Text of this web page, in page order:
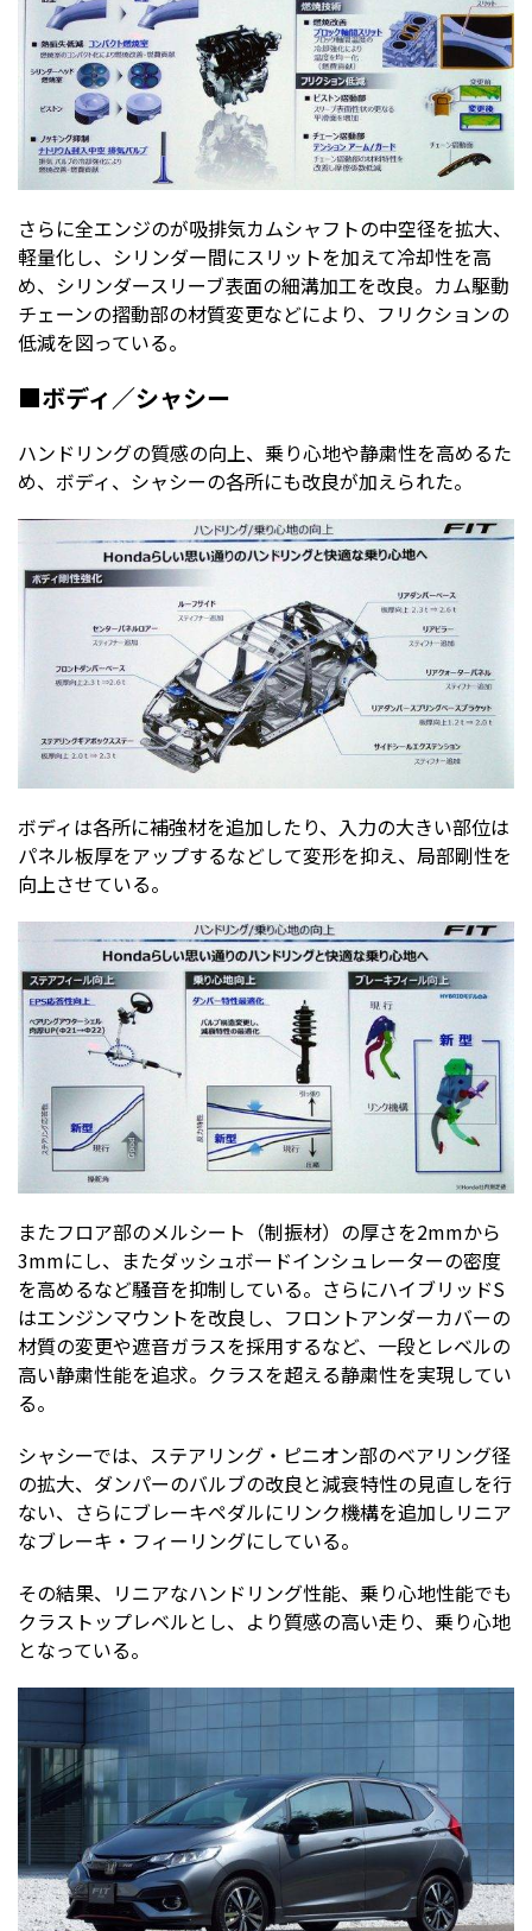
さらに全エンジのが吸排気カムシャフトの中空径を拡大、
軽量化し、シリンダー間にスリットを加えて冷却性を高
め、シリンダースリーブ表面の細溝加工を改良。カム駆動
チェーンの摺動部の材質変更などにより、フリクションの
低減を図っている。
■ボディ／シャシー
ハンドリングの質感の向上、乗り心地や静粛性を高めるた
め、ボディ、シャシーの各所にも改良が加えられた。
ボディは各所に補強材を追加したり、入力の大きい部位は
パネル板厚をアップするなどして変形を抑え、局部剛性を
向上させている。
またフロア部のメルシート（制振材）の厚さを2mmから
3mmにし、またダッシュボードインシュレーターの密度
を高めるなど騒音を抑制している。さらにハイブリッドS
はエンジンマウントを改良し、フロントアンダーカバーの
材質の変更や遮音ガラスを採用するなど、一段とレベルの
高い静粛性能を追求。クラスを超える静粛性を実現してい
る。
シャシーでは、ステアリング・ピニオン部のベアリング径
の拡大、ダンパーのバルブの改良と減衰特性の見直しを行
ない、さらにブレーキペダルにリンク機構を追加しリニア
なブレーキ・フィーリングにしている。
その結果、リニアなハンドリング性能、乗り心地性能でも
クラストップレベルとし、より質感の高い走り、乗り心地
となっている。